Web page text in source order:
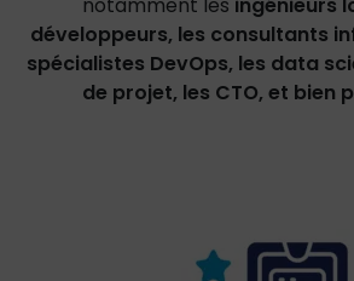
notamment les ingénieurs
développeurs, les consultants
spécialistes DevOps, les data
de projet, les CTO, et bien